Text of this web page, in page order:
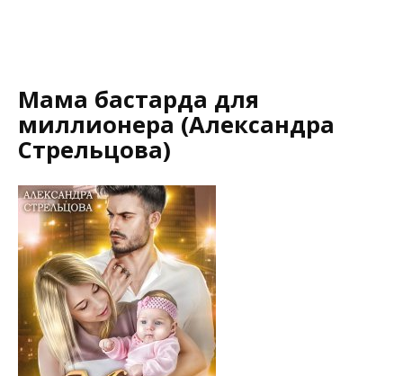
Мама бастарда для
миллионера (Александра
Стрельцова)